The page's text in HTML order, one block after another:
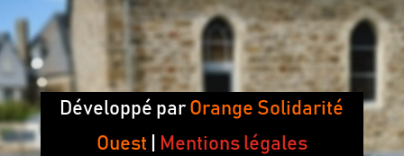
Développé par Orange Solidarité
Ouest
Mentions légales